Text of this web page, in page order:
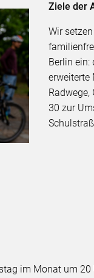
Ziele der
Wir
Berlin
erweiterte
30 zur
im Monat um